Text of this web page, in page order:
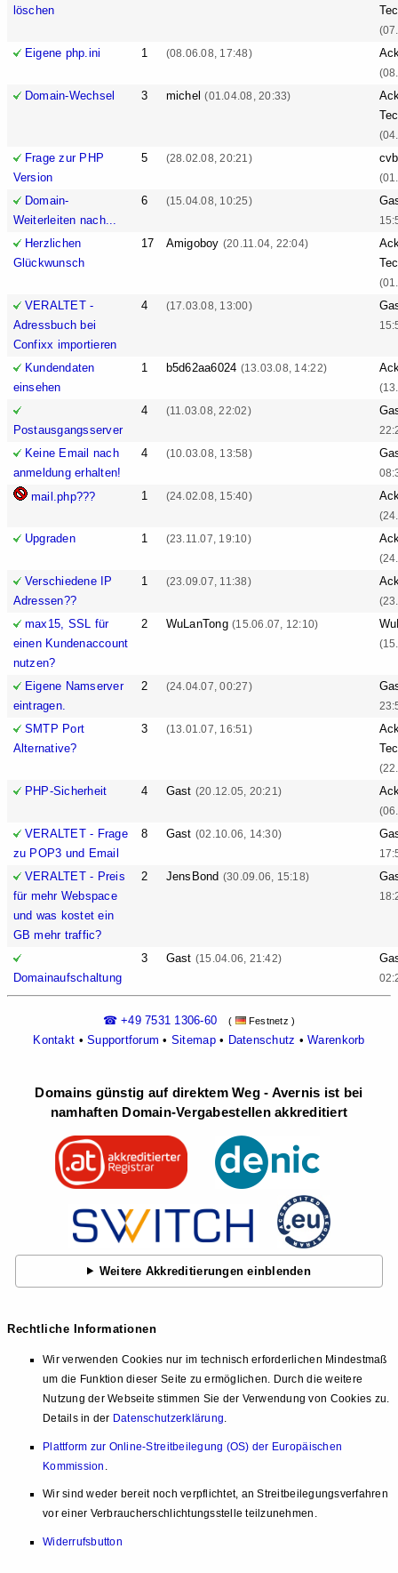
löschen
Eigene php.ini 1 (08.06.08, 17:48)
Domain-Wechsel 3 michel(01.04.08, 20:33)
Frage zur PHP
Version
5 (28.02.08, 20:21)
Domain-
Weiterleiten nach...
6 (15.04.08, 10:25)
Herzlichen
Glückwunsch
17 Amigoboy (20.11.04, 22:04)
VERALTET -
Adressbuch bei
Confixx importieren
4 (17.03.08, 13:00)
Kundendaten
einsehen
1 b5d62aa6024 (13.03.08, 14:22)
Postausgangsserver
4 (11.03.08, 22:02)
Keine Email nach
anmeldung erhalten!
4 (10.03.08, 13:58)
mail.php??? 1 (24.02.08, 15:40)
Upgraden 1 (23.11.07, 19:10)
Verschiedene IP
Adressen??
1 (23.09.07, 11:38)
max15, SSL für
einen Kundenaccount
nutzen?
2 WuLanTong(15.06.07, 12:10)
Eigene Namserver
eintragen.
2 (24.04.07, 00:27)
SMTP Port
Alternative?
3 (13.01.07, 16:51)
PHP-Sicherheit 4 Gast (20.12.05, 20:21)
VERALTET - Frage
zu POP3 und Email
8 Gast (02.10.06, 14:30)
VERALTET - Preis
für mehr Webspace
und was kostet ein
GB mehr traffic?
2 JensBond (30.09.06, 15:18)
Domainaufschaltung
3 Gast (15.04.06, 21:42)
☎ +49 7531 1306-60 ( Festnetz )
Kontakt •Supportforum • Sitemap• Datenschutz •Warenkorb
Domains günstig auf direktem Weg - Avernis ist bei
namhaften Domain-Vergabestellen akkreditiert
Weitere Akkreditierungen einblenden
Rechtliche Informationen
Wir verwenden Cookies nur im technisch erforderlichen Mindestmaß
um die Funktion dieser Seite zu ermöglichen. Durch die weitere
Nutzung der Webseite stimmen Sie der Verwendung von Cookies zu.
Details in der Datenschutzerklärung.
Plattform zur Online-Streitbeilegung (OS) der Europäischen
Kommission .
Wir sind weder bereit noch verpflichtet, an Streitbeilegungsverfahren
vor einer Verbraucherschlichtungsstelle teilzunehmen.
Widerrufsbutton